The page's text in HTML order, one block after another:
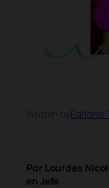
Editorial
Por Lourdes
en Jefe